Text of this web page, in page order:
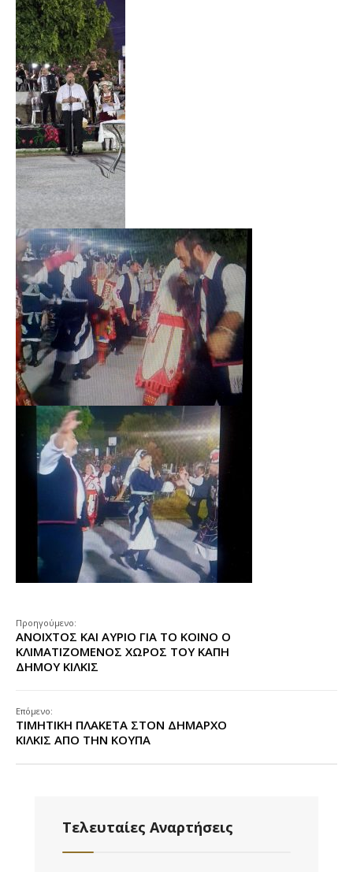
Προηγούμενο:
ΑΝΟΙΧΤΟΣ ΚΑΙ ΑΥΡΙΟ ΓΙΑ ΤΟ ΚΟΙΝΟ Ο
ΚΛΙΜΑΤΙΖΟΜΕΝΟΣ ΧΩΡΟΣ ΤΟΥ ΚΑΠΗ
ΔΗΜΟΥ ΚΙΛΚΙΣ
Επόμενο:
ΤΙΜΗΤΙΚΗ ΠΛΑΚΕΤΑ ΣΤΟΝ ΔΗΜΑΡΧΟ
ΚΙΛΚΙΣ ΑΠΟ ΤΗΝ ΚΟΥΠΑ
Τελευταίες Αναρτήσεις